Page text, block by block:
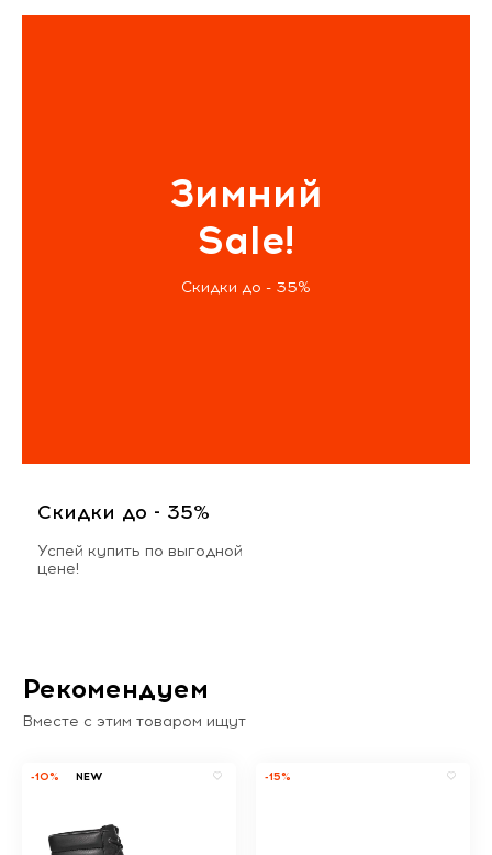
Зимний
Sale!
Скидки до - 35%
Скидки до - 35%
Успей купить по выгодной
цене!
Рекомендуем
Вместе с этим товаром ищут
-10% NEW -15%